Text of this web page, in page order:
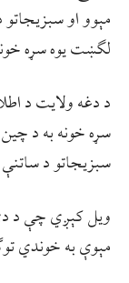
لګښت یوه سړه
د دغه ولایت د
سړه خونه به د
سبزیجاتو د
ویل کېږي چې د
مېوې به خوندي